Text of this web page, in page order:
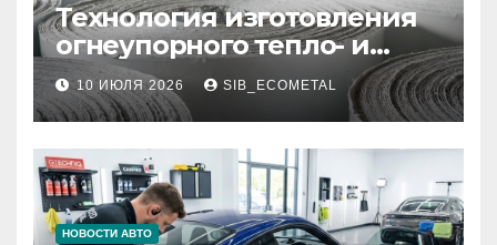
Технология изготовления
огнеупорного тепло- и
звукоизоляционного
картона МКРК-500 из
муллитокремнеземистого
волокна
10 ИЮЛЯ 2026 SIB_ECOMETAL
НОВОСТИ АВТО